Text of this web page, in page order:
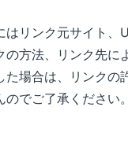
リンク元サイト、
の方法、リンク先
た場合は、リンク
でご了承ください。